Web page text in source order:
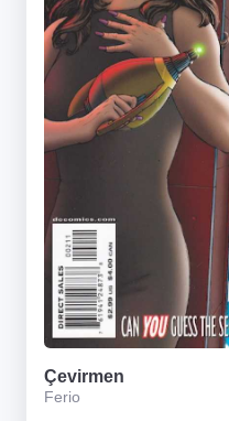
Çevirmen
Ferio